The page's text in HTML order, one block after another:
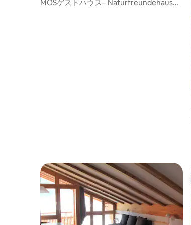
MOSゲストハウス– Naturfreundehaus